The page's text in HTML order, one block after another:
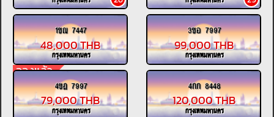
1ขณ 7447
จองแล้ว
48,000 THB
กรุงเทพมหานคร
3ขอ 7997
99,000 THB
กรุงเทพมหานคร
4ขฎ 7997
79,000 THB
กรุงเทพมหานคร
4กก 8448
120,000 THB
กรุงเทพมหานคร